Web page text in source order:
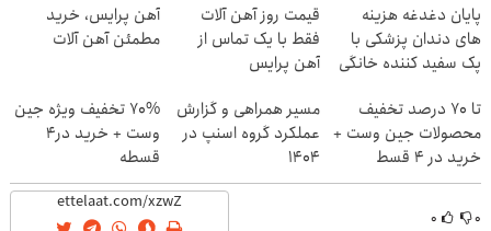
پایان دغدغه هزینه
های دندان پزشکی با
پک سفید کننده خانگی
قیمت روز آهن آلات
فقط با یک تماس از
آهن پرایس
آهن پرایس، خرید
مطمئن آهن آلات
تا 70 درصد تخفیف
محصولات جین وست +
خرید در 4 قسط
مسیر همراهی و گزارش
عملکرد گروه اسنپ در
۱۴۰۴
70% تخفیف ویژه جین
وست + خرید در4
قسطه
۰ ۰